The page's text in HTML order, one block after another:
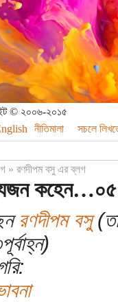
© ২০০৬-২০১৫
নীতিমালা সচলে
» রণদীপম বসু এর ব্লগ
কহেন…০৫
রণদীপম বসু